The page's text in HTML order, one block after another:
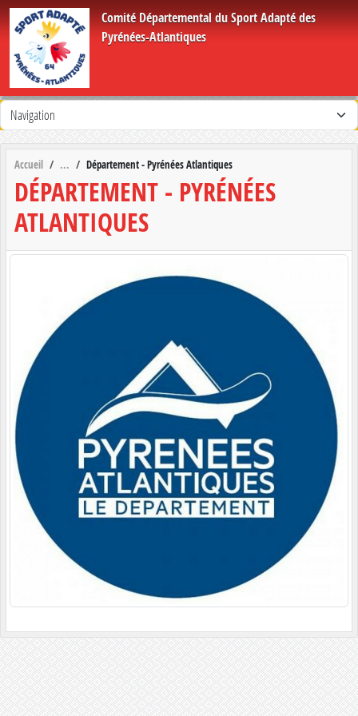
Comité Départemental du Sport Adapté des
Pyrénées-Atlantiques
Accueil Département - Pyrénées Atlantiques
DÉPARTEMENT - PYRÉNÉES
ATLANTIQUES
Panneau de gestion des cookies